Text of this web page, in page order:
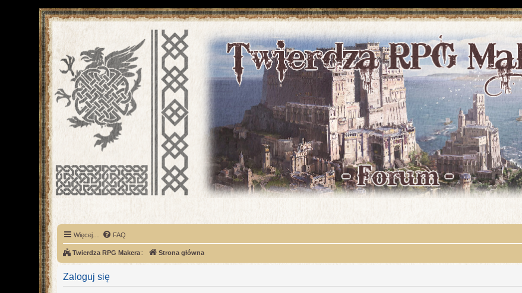
Więcej… FAQ
Twierdza RPG Makera:: Strona główna
Zaloguj się